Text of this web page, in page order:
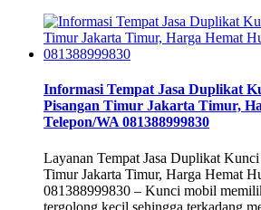
Informasi Tempat Jasa Duplikat
Pisangan Timur Jakarta Timur,
Telepon/WA 081388999830
Layanan Tempat Jasa Duplikat
Timur Jakarta Timur, Harga Hemat
081388999830 – Kunci mobil
tergolong kecil sehingga terkadang